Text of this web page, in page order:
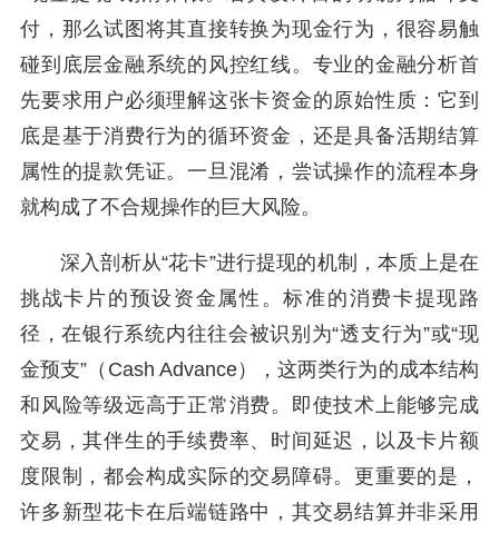
付，那么试图将其直接转换为现金行为，很容易触
碰到底层金融系统的风控红线。专业的金融分析首
先要求用户必须理解这张卡资金的原始性质：它到
底是基于消费行为的循环资金，还是具备活期结算
属性的提款凭证。一旦混淆，尝试操作的流程本身
就构成了不合规操作的巨大风险。
深入剖析从“花卡”进行提现的机制，本质上是在
挑战卡片的预设资金属性。标准的消费卡提现路
径，在银行系统内往往会被识别为“透支行为”或“现
金预支”（Cash Advance），这两类行为的成本结构
和风险等级远高于正常消费。即使技术上能够完成
交易，其伴生的手续费率、时间延迟，以及卡片额
度限制，都会构成实际的交易障碍。更重要的是，
许多新型花卡在后端链路中，其交易结算并非采用